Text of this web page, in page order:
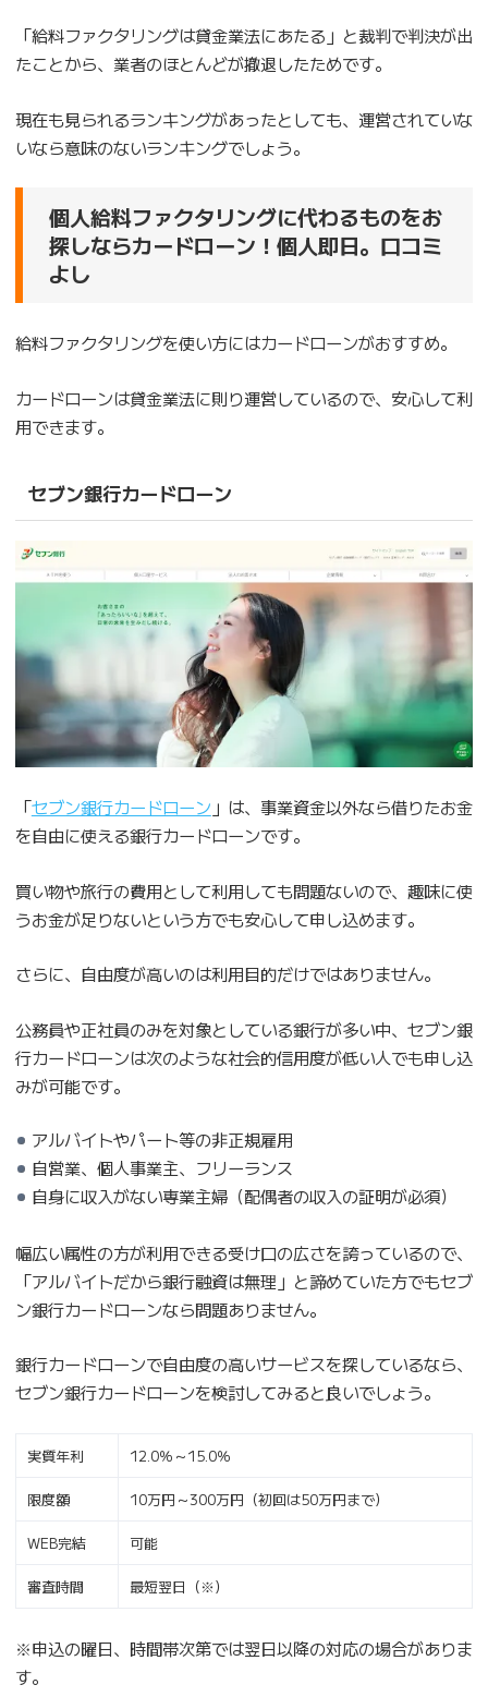
「給料ファクタリングは貸金業法にあたる」と裁判で判決が出
たことから、業者のほとんどが撤退したためです。
現在も見られるランキングがあったとしても、運営されていな
いなら意味のないランキングでしょう。
個人給料ファクタリングに代わるものをお
探しならカードローン！個人即日。口コミ
よし
給料ファクタリングを使い方にはカードローンがおすすめ。
カードローンは貸金業法に則り運営しているので、安心して利
用できます。
セブン銀行カードローン
「セブン銀行カードローン 」は、事業資金以外なら借りたお金
を自由に使える銀行カードローンです。
買い物や旅行の費用として利用しても問題ないので、趣味に使
うお金が足りないという方でも安心して申し込めます。
さらに、自由度が高いのは利用目的だけではありません。
公務員や正社員のみを対象としている銀行が多い中、セブン銀
行カードローンは次のような社会的信用度が低い人でも申し込
みが可能です。
アルバイトやパート等の非正規雇用
自営業、個人事業主、フリーランス
自身に収入がない専業主婦（配偶者の収入の証明が必須）
幅広い属性の方が利用できる受け口の広さを誇っているので、
「アルバイトだから銀行融資は無理」と諦めていた方でもセブ
ン銀行カードローンなら問題ありません。
銀行カードローンで自由度の高いサービスを探しているなら、
セブン銀行カードローンを検討してみると良いでしょう。
実質年利 12.0％～15.0％
限度額 10万円～300万円（初回は50万円まで）
WEB完結 可能
審査時間 最短翌日（※）
※申込の曜日、時間帯次第では翌日以降の対応の場合がありま
す。